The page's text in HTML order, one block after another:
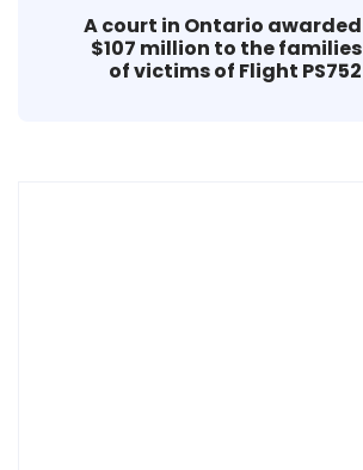
A court in Ontario awarded
$107 million to the families
of victims of Flight PS752